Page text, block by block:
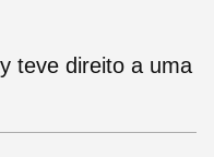
teve direito a uma